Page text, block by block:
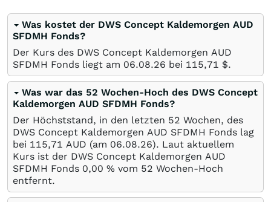
Was kostet der DWS Concept Kaldemorgen AUD
SFDMH Fonds?
Der Kurs des DWS Concept Kaldemorgen AUD
SFDMH Fonds liegt am 06.08.26 bei 115,71 $.
Was war das 52 Wochen-Hoch des DWS Concept
Kaldemorgen AUD SFDMH Fonds?
Der Höchststand, in den letzten 52 Wochen, des
DWS Concept Kaldemorgen AUD SFDMH Fonds lag
bei 115,71 AUD (am 06.08.26). Laut aktuellem
Kurs ist der DWS Concept Kaldemorgen AUD
SFDMH Fonds 0,00 % vom 52 Wochen-Hoch
entfernt.